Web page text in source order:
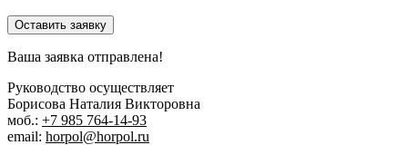
Оставить заявку
Ваша заявка отправлена!
Руководство осуществляет
Борисова Наталия Викторовна
моб.: +7 985 764-14-93
email: horpol@horpol.ru